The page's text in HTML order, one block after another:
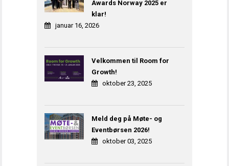
Awards Norway 2025 er
klar!
januar 16, 2026
Velkommen til Room for
Growth!
oktober 23, 2025
Meld deg på Møte- og
Eventbørsen 2026!
oktober 03, 2025